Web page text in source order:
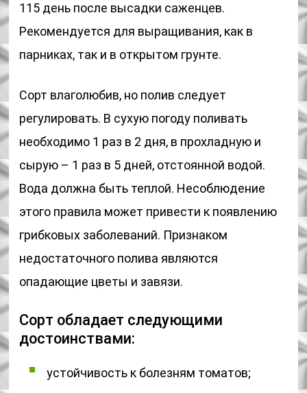
115 день после высадки саженцев.
Рекомендуется для выращивания, как в
парниках, так и в открытом грунте.
Сорт влаголюбив, но полив следует
регулировать. В сухую погоду поливать
необходимо 1 раз в 2 дня, в прохладную и
сырую – 1 раз в 5 дней, отстоянной водой.
Вода должна быть теплой. Несоблюдение
этого правила может привести к появлению
грибковых заболеваний. Признаком
недостаточного полива являются
опадающие цветы и завязи.
Сорт обладает следующими
достоинствами:
устойчивость к болезням томатов;